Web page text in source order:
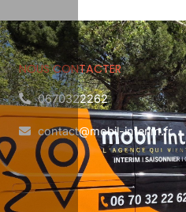
NOUS CONTACTER
0670322262
contact@mobil-interim.fr